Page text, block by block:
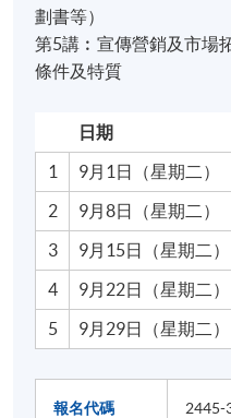
劃書等）
第5講︰宣傳營銷及市場
條件及特質
日期
1
9月1日（星期二）
2
9月8日（星期二）
3
9月15日（星期二）
4
9月22日（星期二）
5
9月29日（星期二）
報名代碼
2445-